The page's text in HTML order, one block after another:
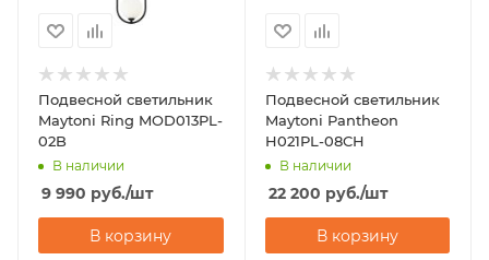
Подвесной светильник
Maytoni Ring MOD013PL-
02B
В наличии
9 990 руб./шт
В корзину
Подвесной светильник
Maytoni Pantheon
H021PL-08CH
В наличии
22 200 руб./шт
В корзину